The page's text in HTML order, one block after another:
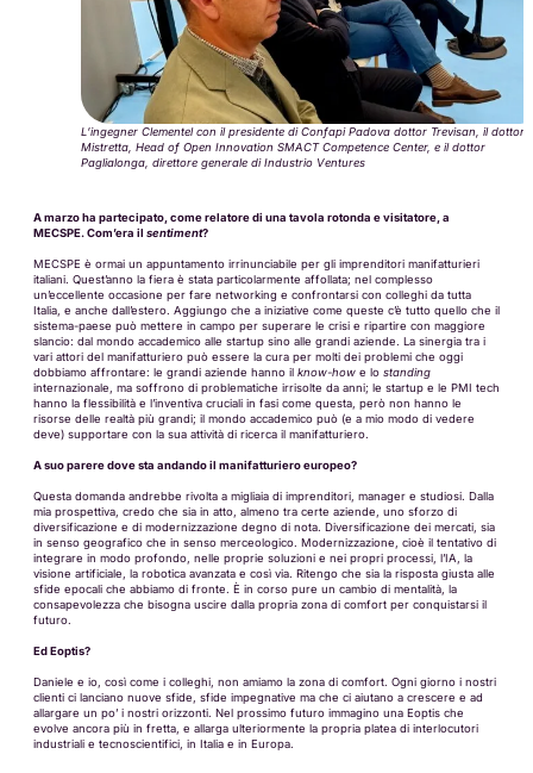
L’ingegner Clementel con il presidente di Confapi Padova dottor Trevisan, il dottor
Mistretta, Head of Open Innovation SMACT Competence Center, e il dottor
Paglialonga, direttore generale di Industrio Ventures
A marzo ha partecipato, come relatore di una tavola rotonda e visitatore, a
MECSPE. Com’era il sentiment?
MECSPE è ormai un appuntamento irrinunciabile per gli imprenditori manifatturieri
italiani. Quest’anno la fiera è stata particolarmente affollata; nel complesso
un’eccellente occasione per fare networking e confrontarsi con colleghi da tutta
Italia, e anche dall’estero. Aggiungo che a iniziative come queste c’è tutto quello che il
sistema-paese può mettere in campo per superare le crisi e ripartire con maggiore
slancio: dal mondo accademico alle startup sino alle grandi aziende. La sinergia tra i
vari attori del manifatturiero può essere la cura per molti dei problemi che oggi
dobbiamo affrontare: le grandi aziende hanno il know-how e lo standing
internazionale, ma soffrono di problematiche irrisolte da anni; le startup e le PMI tech
hanno la flessibilità e l’inventiva cruciali in fasi come questa, però non hanno le
risorse delle realtà più grandi; il mondo accademico può (e a mio modo di vedere
deve) supportare con la sua attività di ricerca il manifatturiero.
A suo parere dove sta andando il manifatturiero europeo?
Questa domanda andrebbe rivolta a migliaia di imprenditori, manager e studiosi. Dalla
mia prospettiva, credo che sia in atto, almeno tra certe aziende, uno sforzo di
diversificazione e di modernizzazione degno di nota. Diversificazione dei mercati, sia
in senso geografico che in senso merceologico. Modernizzazione, cioè il tentativo di
integrare in modo profondo, nelle proprie soluzioni e nei propri processi, l’IA, la
visione artificiale, la robotica avanzata e così via. Ritengo che sia la risposta giusta alle
sfide epocali che abbiamo di fronte. È in corso pure un cambio di mentalità, la
consapevolezza che bisogna uscire dalla propria zona di comfort per conquistarsi il
futuro.
Ed Eoptis?
Daniele e io, così come i colleghi, non amiamo la zona di comfort. Ogni giorno i nostri
clienti ci lanciano nuove sfide, sfide impegnative ma che ci aiutano a crescere e ad
allargare un po’ i nostri orizzonti. Nel prossimo futuro immagino una Eoptis che
evolve ancora più in fretta, e allarga ulteriormente la propria platea di interlocutori
industriali e tecnoscientifici, in Italia e in Europa.